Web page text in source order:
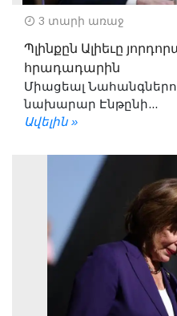
3 տարի առաջ
Պլինքըն Ալիեւը
հրադադարին
Միացեալ
նախարար Էնթընի...
Ավելին »